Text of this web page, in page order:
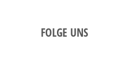
FOLGE UNS